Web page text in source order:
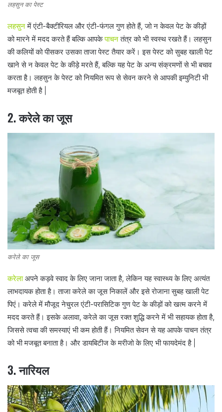
लहसुन का पेस्ट
लहसुनमें एंटी-बैक्टीरियल और एंटी-फंगल गुण होते हैं, जो न केवल पेट के कीड़ों
को मारने में मदद करते हैं बल्कि आपकेपाचनतंत्र को भी स्वस्थ रखते हैं। लहसुन
की कलियों को पीसकर उसका ताजा पेस्ट तैयार करें। इस पेस्ट को सुबह खाली पेट
खाने से न केवल पेट के कीड़े मरते हैं, बल्कि यह पेट के अन्य संक्रमणों से भी बचाव
करता है। लहसुन के पेस्ट को नियमित रूप से सेवन करने से आपकी इम्युनिटी भी
मजबूत होती है |
2. करेले का जूस
करेले का जूस
करेलाअपने कड़वे स्वाद के लिए जाना जाता है, लेकिन यह स्वास्थ्य के लिए अत्यंत
लाभदायक होता है। ताजा करेले का जूस निकालें और इसे रोजाना सुबह खाली पेट
पिएं। करेले में मौजूद नेचुरल एंटी-परासिटिक गुण पेट के कीड़ों को खत्म करने में
मदद करते हैं। इसके अलावा, करेले का जूस रक्त शुद्धि करने में भी सहायक होता है,
जिससे त्वचा की समस्याएं भी कम होती हैं। नियमित सेवन से यह आपके पाचन तंत्र
को भी मजबूत बनाता है। और डायबिटीज के मरीजो के लिए भी फायदेमंद है |
3. नारियल